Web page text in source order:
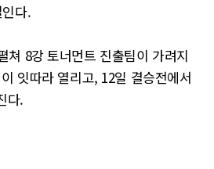
다.
쳐 8강 토너먼트 진출팀이 가려지
잇따라 열리고, 12일 결승전에서
다.